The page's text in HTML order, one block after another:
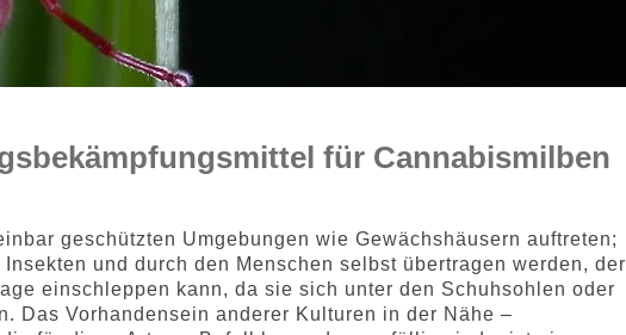
für Cannabismilben
geschützten Umgebungen wie Gewächshäusern auftreten;
und durch den Menschen selbst übertragen werden, der
einschleppen kann, da sie sich unter den Schuhsohlen oder
Das Vorhandensein anderer Kulturen in der Nähe –